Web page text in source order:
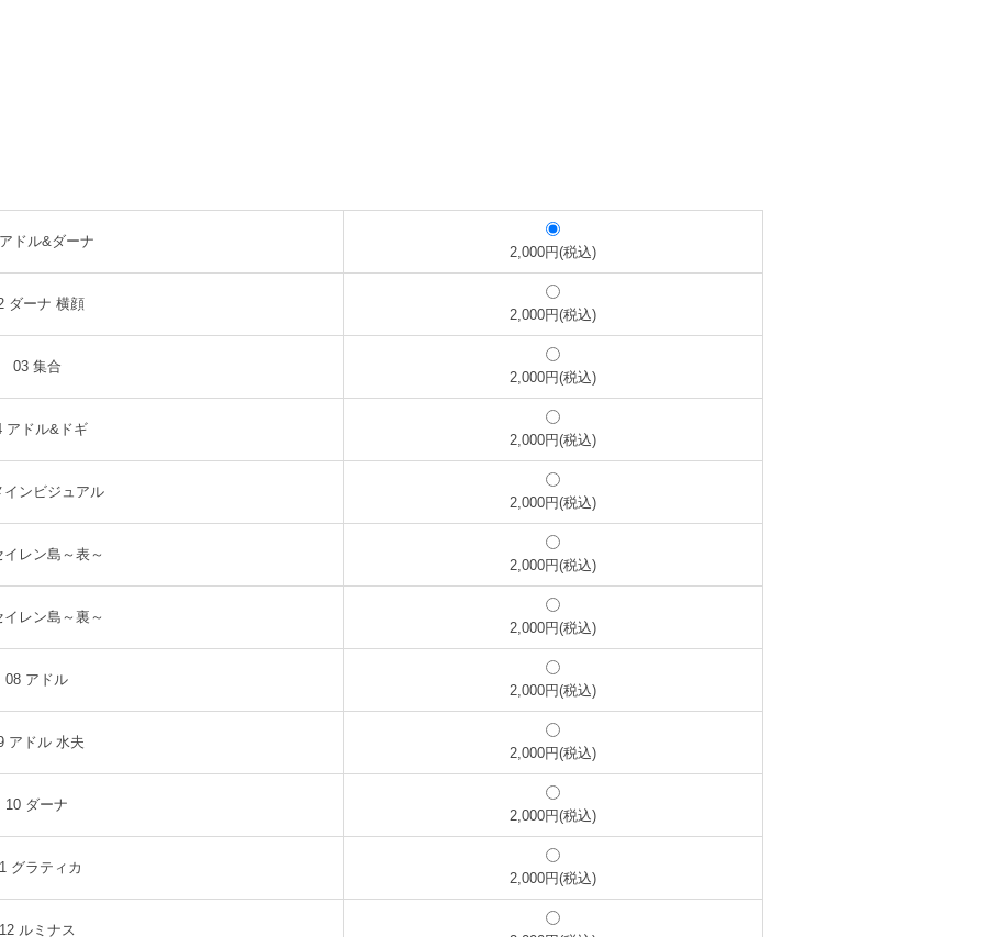
ドル&ダーナ
2,000円(税込)
ダーナ 横顔
2,000円(税込)
03 集合
2,000円(税込)
アドル&ドギ
2,000円(税込)
インビジュアル
2,000円(税込)
イレン島～表～
2,000円(税込)
イレン島～裏～
2,000円(税込)
08 アドル
2,000円(税込)
アドル 水夫
2,000円(税込)
10 ダーナ
2,000円(税込)
グラティカ
2,000円(税込)
ルミナス